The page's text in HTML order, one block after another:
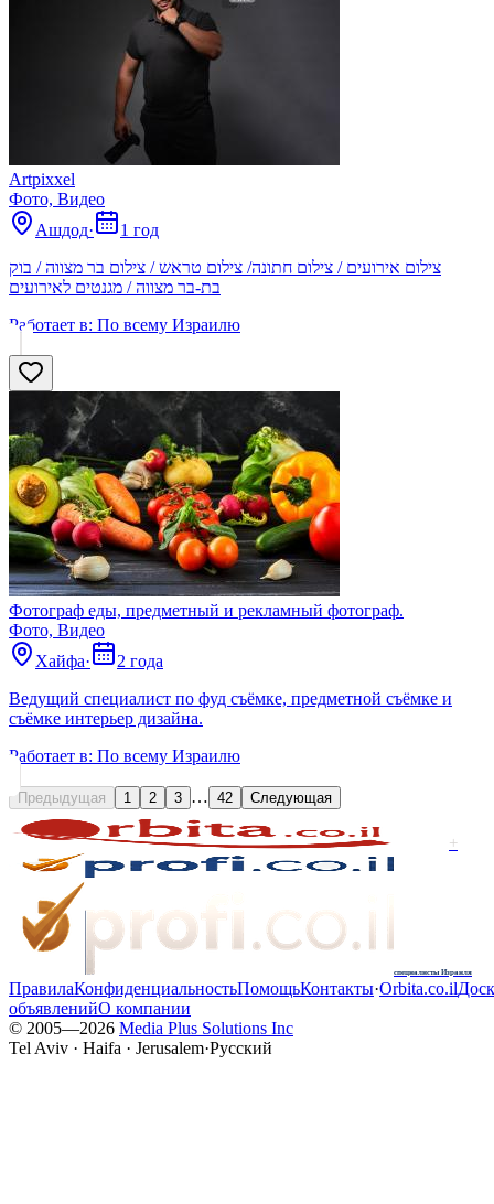
Аrtpixxel
Фото, Видео
Ашдод·
1 год
צילום אירועים / צילום חתונה/ צילום טראש / צילום בר מצווה / בוק
בת-בר מצווה / מגנטים לאירועים
Работает в: По всему Израилю
Фотограф еды, предметный и рекламный фотограф.
Фото, Видео
Хайфа·
2 года
Ведущий специалист по фуд съёмке, предметной съёмке и
съёмке интерьер дизайна.
Работает в: По всему Израилю
Предыдущая 1 2 3 … 42 Следующая
+
специалисты Израиля
ПравилаКонфиденциальностьПомощьКонтакты·Orbita.co.il
объявленийО компании
© 2005—2026 Media Plus Solutions Inc
Tel Aviv · Haifa · Jerusalem·Русский